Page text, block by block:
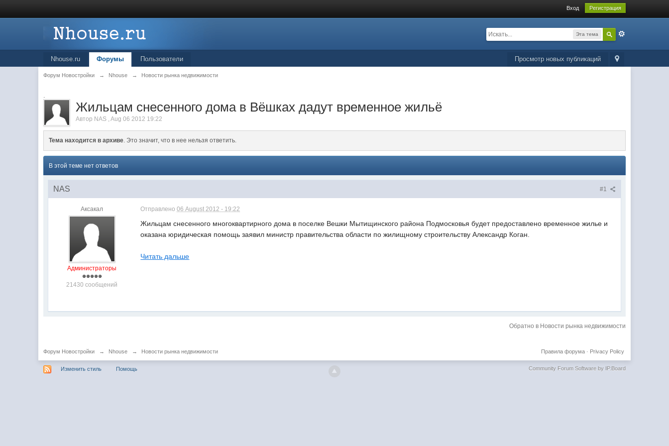
Вход Регистрация
Эта тема
Просмотр новых публикаций
Nhouse.ru Форумы Пользователи
Форум Новостройки → Nhouse → Новости рынка недвижимости
.
Жильцам снесенного дома в Вёшках дадут временное жильё
Автор NAS ,Aug 06 2012 19:22
Тема находится в архиве. Это значит, что в нее нельзя ответить.
В этой теме нет ответов
#1
NAS
Аксакал
Администраторы
21430 сообщений
Отправлено06 August 2012 - 19:22
Жильцам снесенного многоквартирного дома в поселке Вешки Мытищинского района Подмосковья будет предоставлено временное жилье и
оказана юридическая помощь заявил министр правительства области по жилищному строительству Александр Коган.
Читать дальше
Обратно в Новости рынка недвижимости
Форум Новостройки → Nhouse → Новости рынка недвижимости Privacy Policy
Правила форума·
Изменить стиль Помощь Community Forum Software by IP.Board